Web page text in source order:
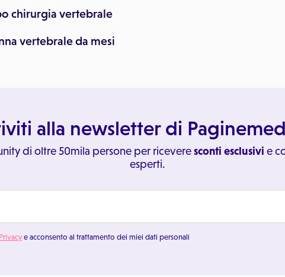
chirurgia vertebrale
vertebrale da mesi
alla newsletter di
di oltre 50mila persone per riceveresconti esclusivi e
esperti.
e acconsento al trattamento dei miei dati personali